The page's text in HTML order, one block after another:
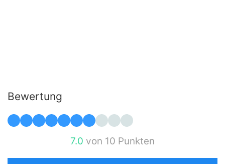
Bewertung
7.0 von 10 Punkten